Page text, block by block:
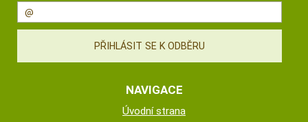
NAVIGACE
Úvodní strana